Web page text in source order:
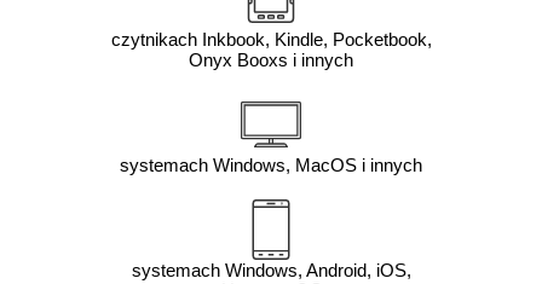
czytnikach Inkbook, Kindle, Pocketbook,
Onyx Booxs i innych
systemach Windows, MacOS i innych
systemach Windows, Android, iOS,